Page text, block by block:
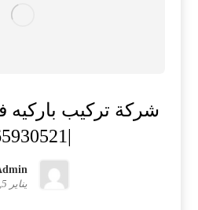
شركة تركيب
|0565930521
يناير 5, 2025